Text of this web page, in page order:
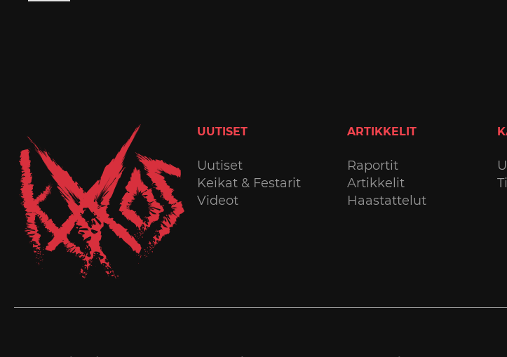
UUTISET
Uutiset
Keikat & Festarit
Videot
ARTIKKELIT
Raportit
Artikkelit
Haastattelut